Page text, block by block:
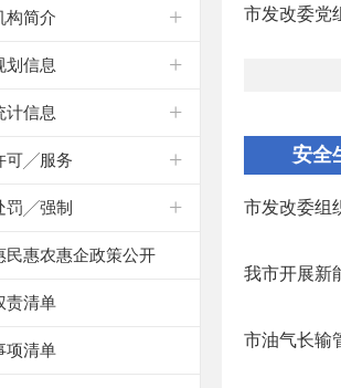
构简介
划信息
计信息
可╱服务
罚╱强制
民惠农惠企政策公开
责清单
项清单
市发改委党
安全
市发改委组
我市开展新
市油气长输